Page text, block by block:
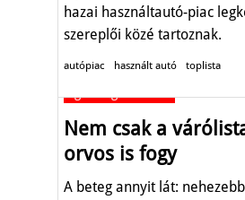
hazai használtautó-piac
szereplői közé tartoznak.
autópiac használt autó toplista
Nem csak a
orvos is fogy
A beteg annyit lát: